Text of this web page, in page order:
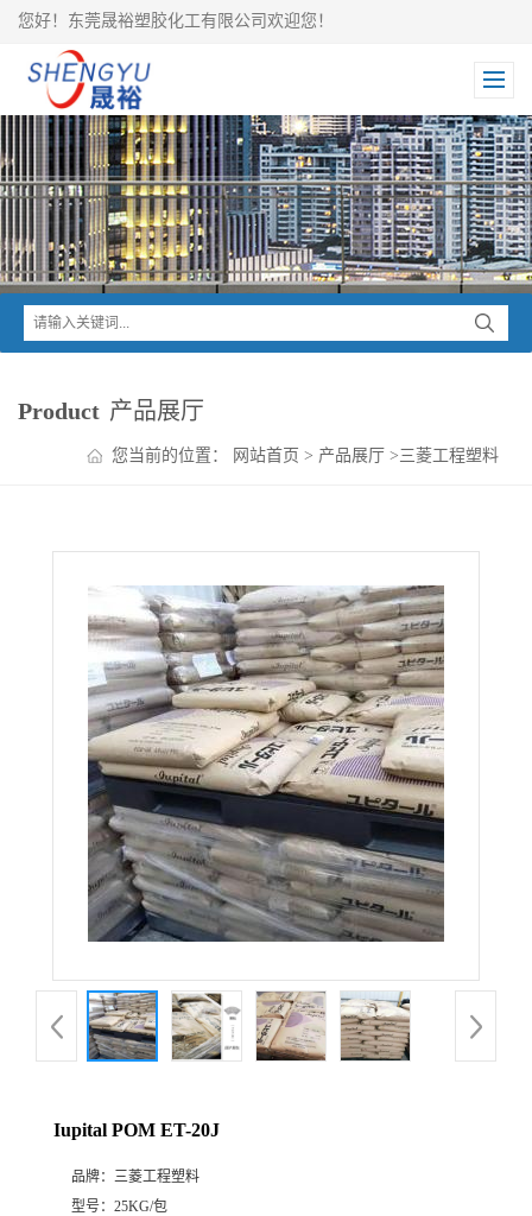
您好！东莞晟裕塑胶化工有限公司欢迎您！
Product 产品展厅
您当前的位置： 网站首页 > 产品展厅 >三菱工程塑料
Iupital POM ET-20J
品牌： 三菱工程塑料
型号： 25KG/包